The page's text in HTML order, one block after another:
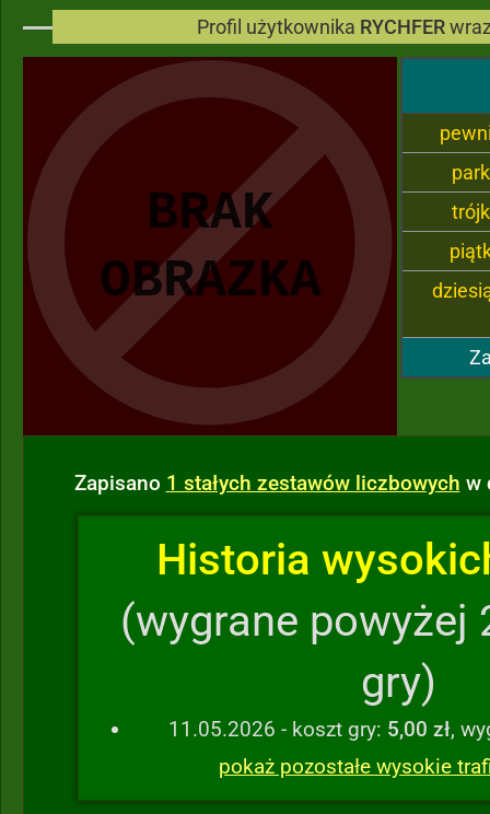
Profil użytkownika RYCHFER
Zapisano 1 stałych zestawów liczbowych w
Historia
(wygrane powyżej
gry)
11.05.2026 - koszt gry: 5,00 zł,
pokaż pozostałe wysokie